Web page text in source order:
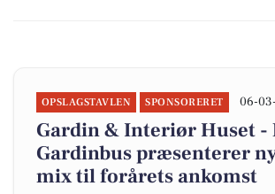
OPSLAGSTAVLEN SPONSORERET 06-
Gardin & Interiør Huset -
Gardinbus præsenterer
mix til forårets ankomst